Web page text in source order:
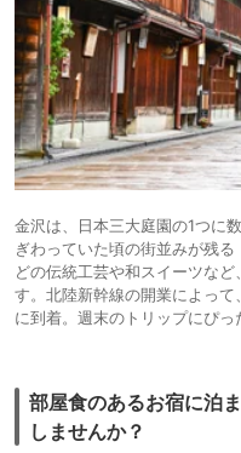
金沢は、日本三大庭園の1つに
ぎわっていた頃の街並みが残
どの伝統工芸や和スイーツな
す。北陸新幹線の開業によっ
に到着。週末のトリップにぴ
部屋食のあるお宿に泊
しませんか？